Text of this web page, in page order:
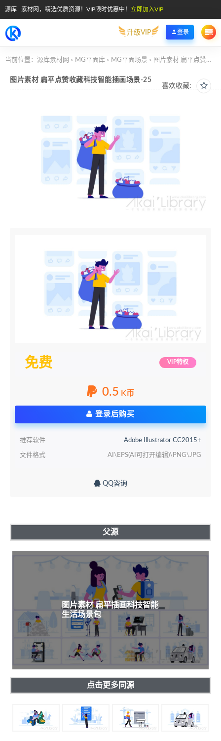
源库 | 素材网，精选优质资源！VIP限时优惠中！ 立即加入VIP
升级VIP 登录
当前位置： 源库素材网 > MG平面库 > MG平面场景 > 图片素材 扁平点赞收藏科技智能插画场景-25
喜欢收藏:
图片素材 扁平点赞收藏科技智能插画场景-25
免费 VIP特权
0.5 K币
登录后购买
推荐软件 Adobe Illustrator CC2015+
文件格式 AI\EPS(AI可打开编辑)\PNG\JPG
QQ咨询
父源
图片素材 扁平插画科技智能
生活场景包
点击更多同源